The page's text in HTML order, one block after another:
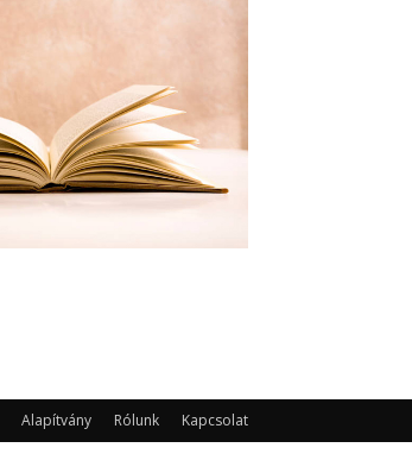
Alapítvány Rólunk Kapcsolat